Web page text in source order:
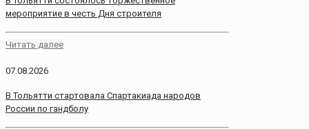
мероприятие в честь Дня строителя
Читать далее
07.08.2026
В Тольятти стартовала Спартакиада народов
России по гандболу